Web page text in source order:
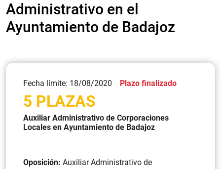
Administrativo en el
Ayuntamiento de Badajoz
Fecha límite: 18/08/2020 Plazo finalizado
5 PLAZAS
Auxiliar Administrativo de Corporaciones
Locales en Ayuntamiento de Badajoz
Oposición: Auxiliar Administrativo de